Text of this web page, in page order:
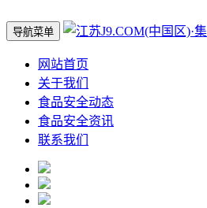
导航菜单
网站首页
关于我们
食品安全动态
食品安全资讯
联系我们